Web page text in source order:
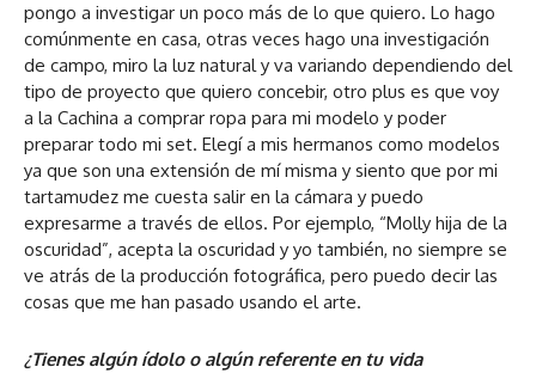
pongo a investigar un poco más de lo que quiero. Lo hago
comúnmente en casa, otras veces hago una investigación
de campo, miro la luz natural y va variando dependiendo del
tipo de proyecto que quiero concebir, otro plus es que voy
a la Cachina a comprar ropa para mi modelo y poder
preparar todo mi set. Elegí a mis hermanos como modelos
ya que son una extensión de mí misma y siento que por mi
tartamudez me cuesta salir en la cámara y puedo
expresarme a través de ellos. Por ejemplo, “Molly hija de la
oscuridad”, acepta la oscuridad y yo también, no siempre se
ve atrás de la producción fotográfica, pero puedo decir las
cosas que me han pasado usando el arte.
¿Tienes algún ídolo o algún referente en tu vida